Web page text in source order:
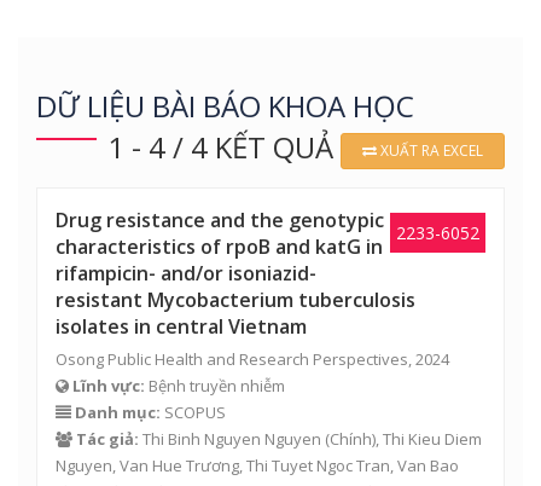
DỮ LIỆU BÀI BÁO KHOA HỌC
1 - 4 / 4 KẾT QUẢ
XUẤT RA EXCEL
2233-6052
Drug resistance and the genotypic
characteristics of rpoB and katG in
rifampicin- and/or isoniazid-
resistant Mycobacterium tuberculosis
isolates in central Vietnam
Osong Public Health and Research Perspectives, 2024
Lĩnh vực: Bệnh truyền nhiễm
Danh mục: SCOPUS
Tác giả: Thi Binh Nguyen Nguyen (Chính), Thi Kieu Diem
Nguyen, Van Hue Trương, Thi Tuyet Ngoc Tran,Van Bao